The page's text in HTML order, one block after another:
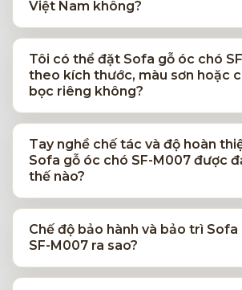
Việt Nam không?
Tôi có thể đặt Sofa gỗ óc chó
theo kích thước, màu sơn hoặc
bọc riêng không?
Tay nghề chế tác và độ hoàn
Sofa gỗ óc chó SF-M007 được
thế nào?
Chế độ bảo hành và bảo trì
SF-M007 ra sao?